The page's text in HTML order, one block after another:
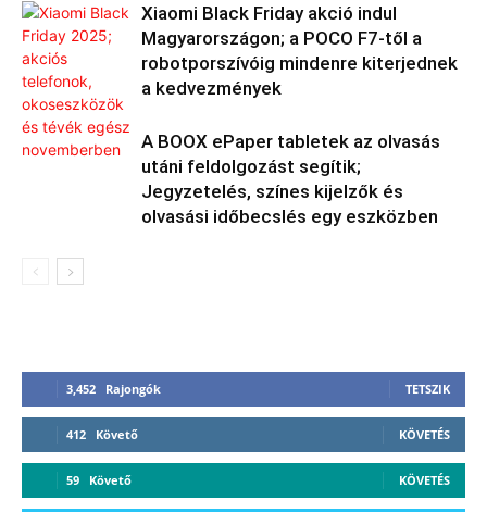
Xiaomi Black Friday akció indul
Magyarországon; a POCO F7-től a
robotporszívóig mindenre kiterjednek
a kedvezmények
A BOOX ePaper tabletek az olvasás
utáni feldolgozást segítik;
Jegyzetelés, színes kijelzők és
olvasási időbecslés egy eszközben
3,452 Rajongók TETSZIK
412 Követő KÖVETÉS
59 Követő KÖVETÉS